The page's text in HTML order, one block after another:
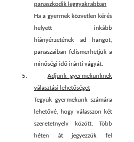
panaszkodik leggyakrabban
Ha a gyermek közvetlen kérés
helyett inkább
hiányérzetének ad hangot,
panaszaiban felismerhetjük a
minőségi idő iránti vágyát.
5.
Adjunk gyermekünknek
választási lehetőséget
Tegyük gyermekünk számára
lehetővé, hogy válasszon két
szeretetnyelv között. Több
héten át jegyezzük fel